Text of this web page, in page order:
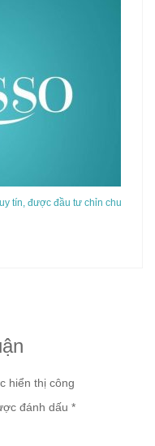
tín, được đầu tư chỉn chu
hiển thị công
đánh dấu *